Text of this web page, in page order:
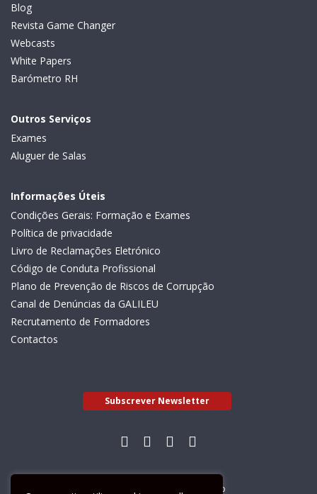
Blog
Revista Game Changer
Webcasts
White Papers
Barómetro RH
Outros Serviços
Exames
Aluguer de Salas
Informações Úteis
Condições Gerais: Formação e Exames
Política de privacidade
Livro de Reclamações Eletrónico
Código de Conduta Profissional
Plano de Prevenção de Riscos de Corrupção
Canal de Denúncias da GALILEU
Recrutamento de Formadores
Contactos
Subscrever Newsletter
Livro de Reclamações Electrónico